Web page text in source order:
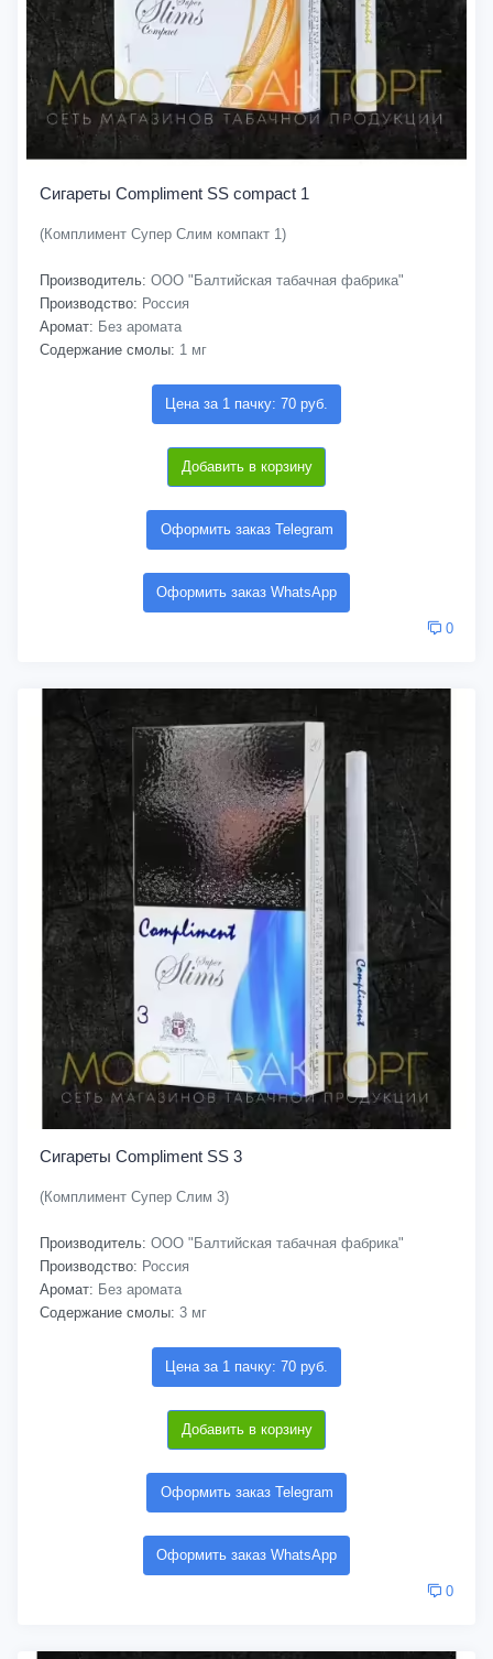
Сигареты Compliment SS compact 1
(Комплимент Супер Слим компакт 1)
Производитель: ООО "Балтийская табачная фабрика"
Производство: Россия
Аромат: Без аромата
Содержание смолы: 1 мг
Цена за 1 пачку: 70 руб.
Добавить в корзину
Оформить заказ Telegram
Оформить заказ WhatsApp
0
Сигареты Compliment SS 3
(Комплимент Супер Слим 3)
Производитель: ООО "Балтийская табачная фабрика"
Производство: Россия
Аромат: Без аромата
Содержание смолы: 3 мг
Цена за 1 пачку: 70 руб.
Добавить в корзину
Оформить заказ Telegram
Оформить заказ WhatsApp
0